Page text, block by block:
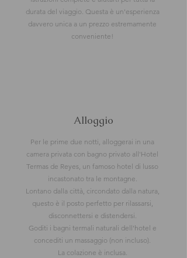
durata del viaggio. Questa è un'esperienza
davvero unica a un prezzo estremamente
conveniente!
Alloggio
Per le prime due notti, alloggerai in una
camera privata con bagno privato all'Hotel
Termas de Reyes, un famoso hotel di lusso
incastonato tra le montagne.
Lontano dalla città, circondato dalla natura,
questo è il posto perfetto per rilassarsi,
disconnettersi e distendersi.
Goditi i bagni termali naturali dell'hotel e
concediti un massaggio (non incluso).
La colazione è inclusa.